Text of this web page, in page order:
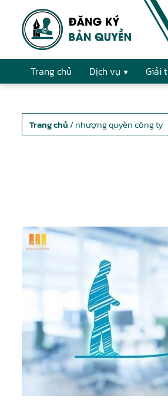
Trang chủ Dịch vụ Giải
Trang chủ / nhượng quyền công ty